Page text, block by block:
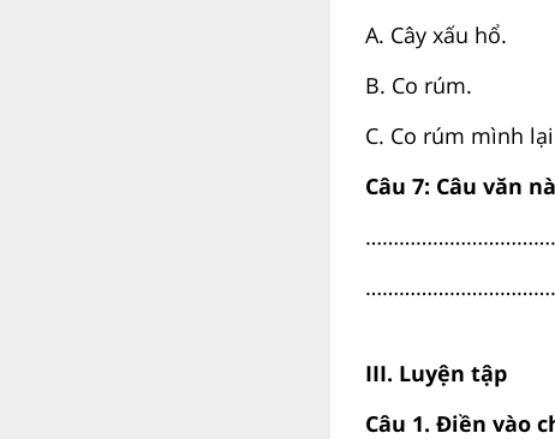
A. Cây xấu hổ.
B. Co rúm.
C. Co rúm mình
Câu 7: Câu văn
III. Luyện tập
Câu 1. Điền vào